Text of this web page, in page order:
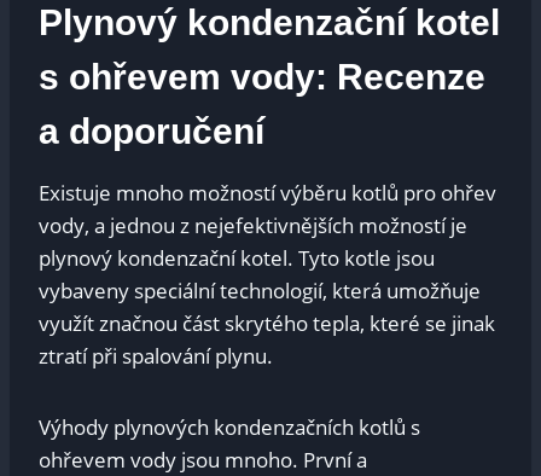
Plynový kondenzační kotel
s ohřevem vody: Recenze
a doporučení
Existuje mnoho možností výběru kotlů pro ohřev
vody, a jednou z nejefektivnějších možností je
plynový kondenzační kotel. Tyto kotle jsou
vybaveny speciální technologií, která umožňuje
využít značnou část skrytého tepla, které se jinak
ztratí při spalování plynu.
Výhody plynových kondenzačních kotlů s
ohřevem vody jsou mnoho. První a